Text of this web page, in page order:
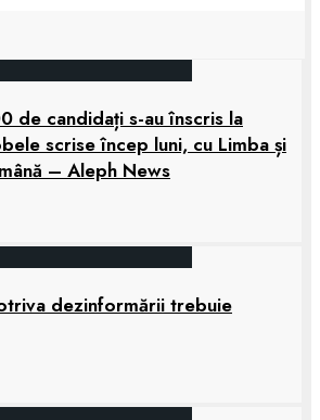
de candidați s-au înscris la
scrise încep luni, cu Limba și
– Aleph News
dezinformării trebuie